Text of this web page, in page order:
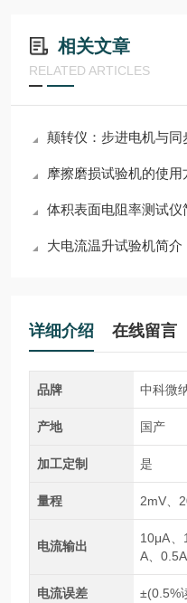
相关文章
RELATED ARTICLES
颠转仪：步进电机与
摩擦磨损试验机的使用
体积表面电阻率测试仪
大电流温升试验机简介
详细介绍 在线留言
品牌 中科微
产地 国产
加工定制 是
量程 2mV、
电流输出
10μA
A、
电流误差 ±(0.5%